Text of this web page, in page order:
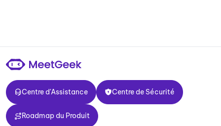
Centre d'Assistance
Centre d'Assistance
Centre de Sécurité
Centre de Sécurité
Roadmap du Produit
Roadmap du Produit